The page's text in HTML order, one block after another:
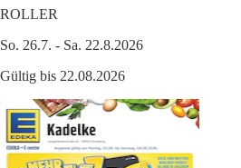
ROLLER
So. 26.7. - Sa. 22.8.2026
Gültig bis 22.08.2026